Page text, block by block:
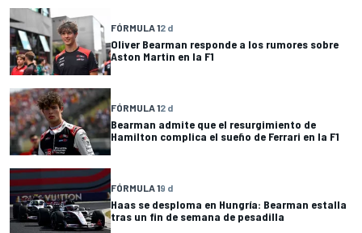
FÓRMULA 12 d
Oliver Bearman responde a los rumores sobre
Aston Martin en la F1
FÓRMULA 12 d
Bearman admite que el resurgimiento de
Hamilton complica el sueño de Ferrari en la F1
FÓRMULA 19 d
Haas se desploma en Hungría: Bearman estalla
tras un fin de semana de pesadilla